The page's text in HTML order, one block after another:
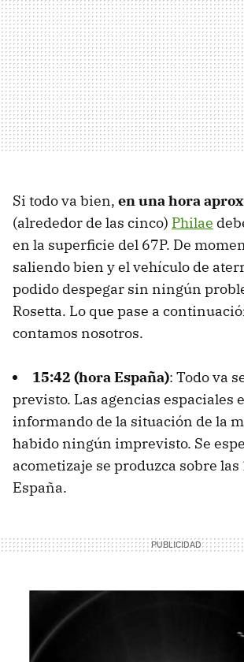
Si todo va bien, en una hora
(alrededor de las cinco) Philae
en la superficie del 67P. De
saliendo bien y el vehículo de
podido despegar sin ningún
Rosetta. Lo que pase a
contamos nosotros.
15:42 (hora España): Todo va
previsto. Las agencias espaciales
informando de la situación de la
habido ningún imprevisto. Se
acometizaje se produzca sobre las
España.